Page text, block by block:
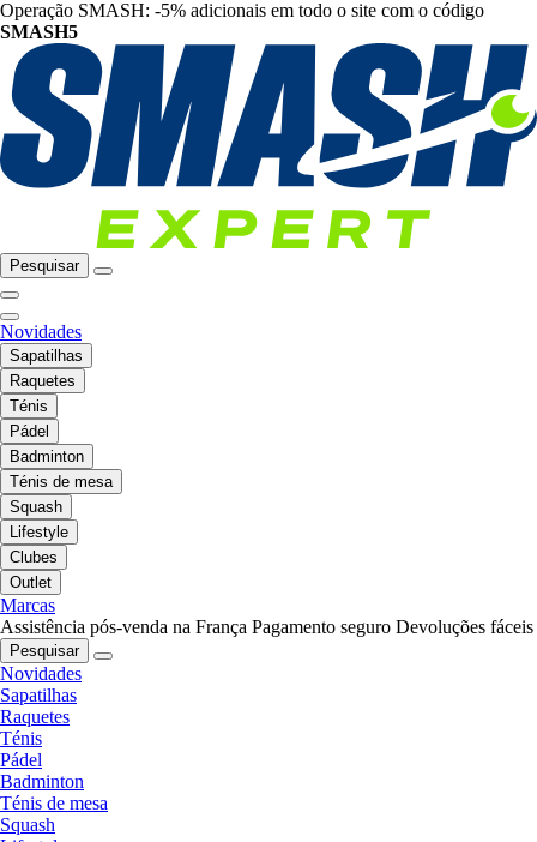
Operação SMASH: -5% adicionais em todo o site com o código
SMASH5
Pesquisar
Novidades
Sapatilhas
Raquetes
Ténis
Pádel
Badminton
Ténis de mesa
Squash
Lifestyle
Clubes
Outlet
Marcas
Assistência pós-venda na França Pagamento seguro Devoluções fáceis
Pesquisar
Novidades
Sapatilhas
Raquetes
Ténis
Pádel
Badminton
Ténis de mesa
Squash